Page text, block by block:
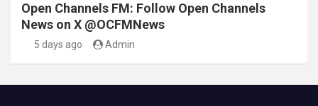
Open Channels FM: Follow Open Channels
News on X @OCFMNews
5 days ago Admin